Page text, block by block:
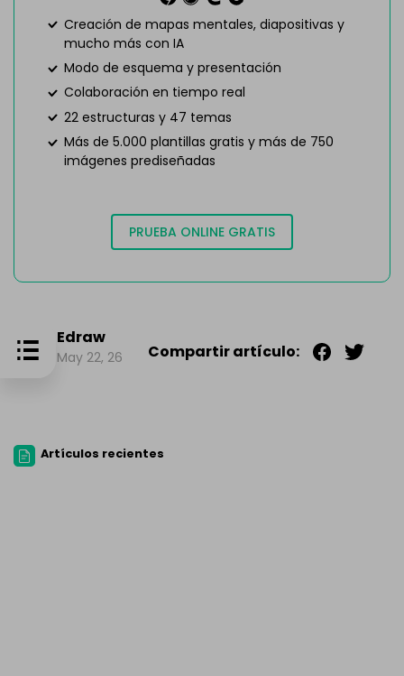
Creación de mapas mentales, diapositivas y
mucho más con IA
Modo de esquema y presentación
Colaboración en tiempo real
22 estructuras y 47 temas
Más de 5.000 plantillas gratis y más de 750
imágenes prediseñadas
PRUEBA ONLINE GRATIS
Edraw
May 22, 26 Compartir artículo:
Artículos recientes